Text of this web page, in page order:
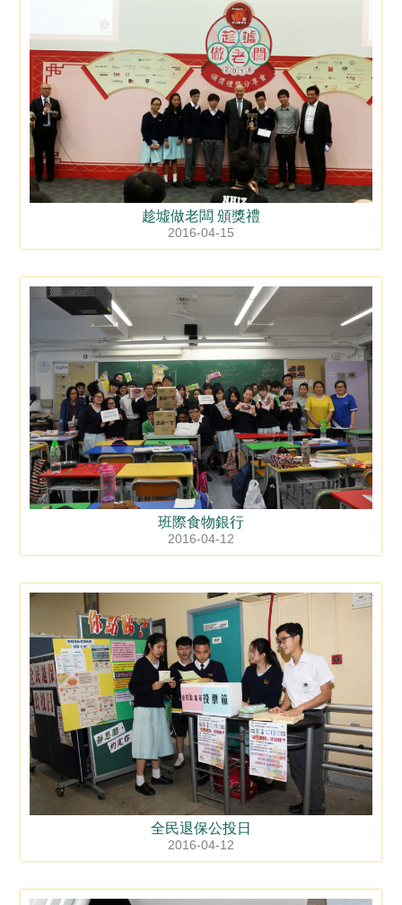
趁墟做老闆 頒獎禮
2016-04-15
班際食物銀行
2016-04-12
全民退保公投日
2016-04-12